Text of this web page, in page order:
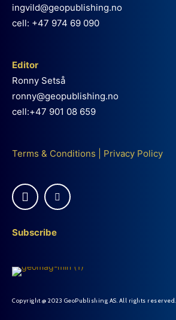
ingvild@geopublishing.no
cell: +47 974 69 090
Editor
Ronny Setså
ronny@geopublishing.no
cell:+47 901 08 659
Terms & Conditions Privacy Policy
Subscribe
Copyright @ 2023 GeoPublishing AS. All rights reserved.